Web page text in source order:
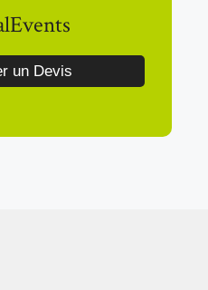
un Devis